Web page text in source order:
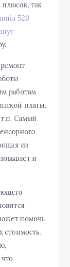
так
520
работам
платы,
Самый
из
и
помочь
стоимость.